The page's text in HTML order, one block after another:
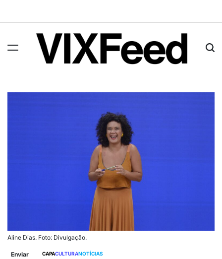
Aline Dias. Foto: Divulgação.
Enviar CAPACULTURANOTÍCIAS